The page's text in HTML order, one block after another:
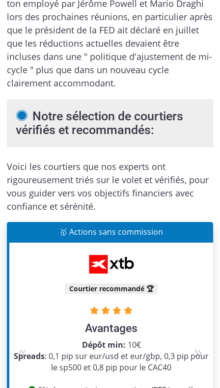
ton employé par Jérôme Powell et Mario Draghi
lors des prochaines réunions, en particulier après
que le président de la FED ait déclaré en juillet
que les réductions actuelles devaient être
incluses dans une " politique d'ajustement de mi-
cycle " plus que dans un nouveau cycle
clairement accommodant.
Notre sélection de courtiers
vérifiés et recommandés:
Voici les courtiers que nos experts ont
rigoureusement triés sur le volet et vérifiés, pour
vous guider vers vos objectifs financiers avec
confiance et sérénité.
🥇 Actions sans commission
Courtier recommandé 🏆
Avantages
Dépôt min: 10€
Spreads: 0,1 pip sur eur/usd et eur/gbp, 0,3 pip pour
le sp500 et 0,8 pip pour le CAC40
Previous Next